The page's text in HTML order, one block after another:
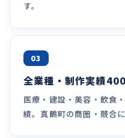
す。
03
全業種・制作実績
医療・建設・美容・飲食
績。真鶴町の商圏・競合